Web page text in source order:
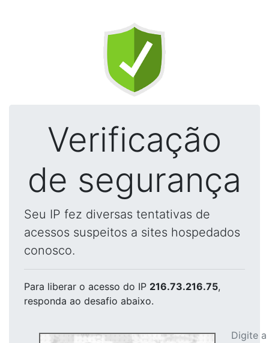
Verificação
de segurança
Seu IP fez diversas tentativas de
acessos suspeitos a sites hospedados
conosco.
Para liberar o acesso do IP 216.73.216.75,
responda ao desafio abaixo.
Digite